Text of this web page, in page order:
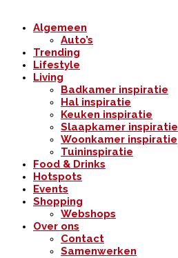
Algemeen
Auto’s
Trending
Lifestyle
Living
Badkamer inspiratie
Hal inspiratie
Keuken inspiratie
Slaapkamer inspiratie
Woonkamer inspiratie
Tuininspiratie
Food & Drinks
Hotspots
Events
Shopping
Webshops
Over ons
Contact
Samenwerken